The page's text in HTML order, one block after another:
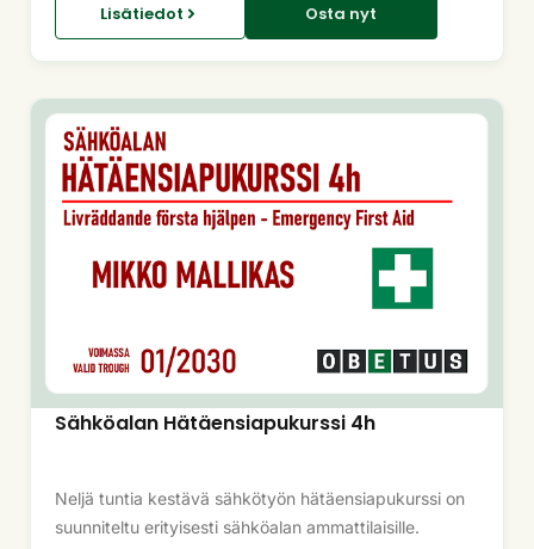
Lisätiedot Osta nyt
Sähköalan Hätäensiapukurssi 4h
Neljä tuntia kestävä sähkötyön hätäensiapukurssi on
suunniteltu erityisesti sähköalan ammattilaisille.